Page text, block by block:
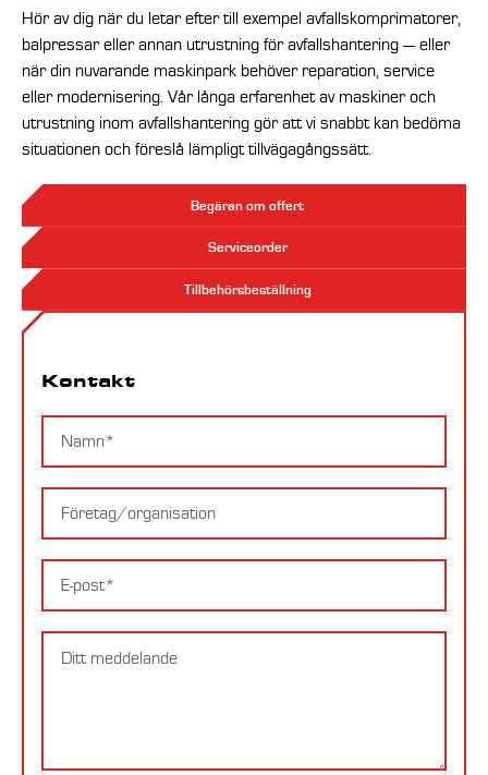
Hör av dig när du letar efter till exempel avfallskomprimatorer,
balpressar eller annan utrustning för avfallshantering — eller
när din nuvarande maskinpark behöver reparation, service
eller modernisering. Vår långa erfarenhet av maskiner och
utrustning inom avfallshantering gör att vi snabbt kan bedöma
situationen och föreslå lämpligt tillvägagångssätt.
Begäran om offert
Serviceorder
Tillbehörsbeställning
Kontakt
Namn
Företag
E-
postadress
Meddelande